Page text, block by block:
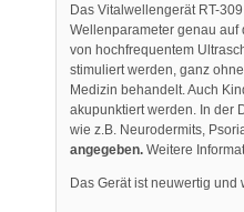
Das Vitalwellengerät RT-
Wellenparameter genau auf
von hochfrequentem
stimuliert werden, ganz
Medizin behandelt. Auch
akupunktiert werden. In der
wie z.B. Neurodermits,
angegeben. Weitere
Das Gerät ist neuwertig